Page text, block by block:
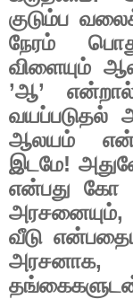
குடும்ப
நேரம்
விளையும்
’ஆ’
வயப்படுதல்
ஆலயம்
இடமே!
என்பது கோ
அரசனையும்
வீடு
அரசனாக